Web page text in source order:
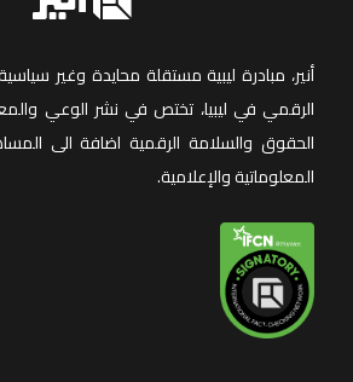
أنير، مبادرة ليبية مستقلة محايدة وغير
الرقمي في ليبيا، تختص في نشر الوعي
الحقوق والسلامة الرقمية اضافة الى
المعلوماتية والإعلامية.